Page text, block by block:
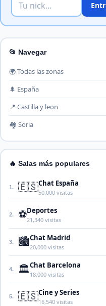
📂 Navegar
🌍 Todas las zonas
🌲 España
📍 Castilla y leon
🏘️ Soria
🔥 Salas más populares
1. 🇪🇸Chat España
50,000 visitas
2. ⚽Deportes
21,340 visitas
3. 🏙️Chat Madrid
20,000 visitas
4. 🏛️Chat Barcelona
18,000 visitas
5. 🇪🇸Cine y Series
16,540 visitas